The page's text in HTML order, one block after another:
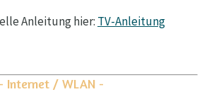
Anleitung hier: TV-Anleitung
- Internet / WLAN -